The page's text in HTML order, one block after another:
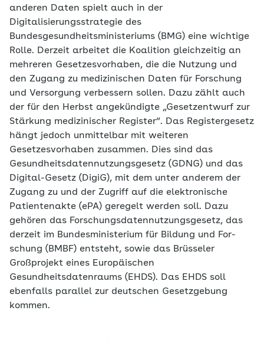
anderen Daten spielt auch in der
Digitalisierungsstrategie des
Bundesgesundheitsministeriums (BMG) eine wichtige
Rolle. Derzeit arbeitet die Koalition gleichzeitig an
mehreren Gesetzesvorhaben, die die Nutzung und
den Zugang zu medizinischen Daten für Forschung
und Versorgung verbessern sollen. Dazu zählt auch
der für den Herbst angekündigte „Gesetzentwurf zur
Stärkung medizinischer Register“. Das Registergesetz
hängt jedoch unmittelbar mit weiteren
Gesetzesvorhaben zusammen. Dies sind das
Gesundheitsdatennutzungsgesetz (GDNG) und das
Digital-Gesetz (DigiG), mit dem unter anderem der
Zugang zu und der Zugriff auf die elektronische
Patientenakte (ePA) geregelt werden soll. Dazu
gehören das Forschungsdatennutzungsgesetz, das
derzeit im Bundesministerium für Bildung und For­
schung (BMBF) entsteht, sowie das Brüsseler
Großprojekt eines Europäischen
Gesundheitsdatenraums (EHDS). Das EHDS soll
ebenfalls parallel zur deutschen Gesetzgebung
kommen.